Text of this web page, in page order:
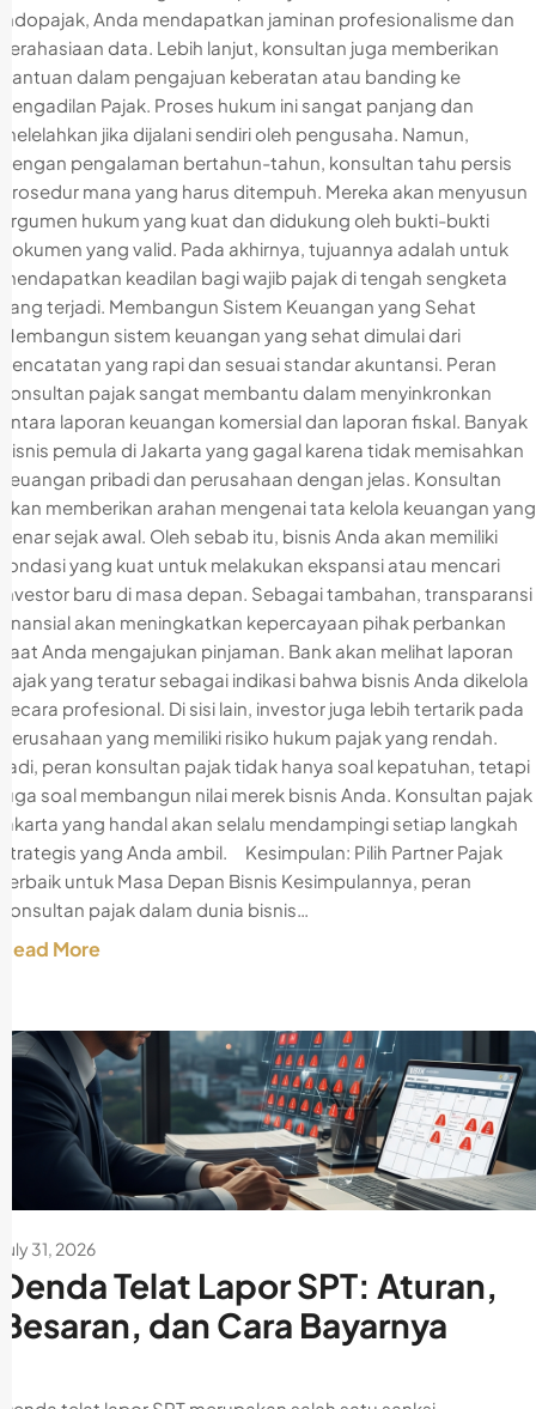
indopajak, Anda mendapatkan jaminan profesionalisme dan
kerahasiaan data. Lebih lanjut, konsultan juga memberikan
bantuan dalam pengajuan keberatan atau banding ke
Pengadilan Pajak. Proses hukum ini sangat panjang dan
melelahkan jika dijalani sendiri oleh pengusaha. Namun,
dengan pengalaman bertahun-tahun, konsultan tahu persis
prosedur mana yang harus ditempuh. Mereka akan menyusun
argumen hukum yang kuat dan didukung oleh bukti-bukti
dokumen yang valid. Pada akhirnya, tujuannya adalah untuk
mendapatkan keadilan bagi wajib pajak di tengah sengketa
yang terjadi. Membangun Sistem Keuangan yang Sehat
Membangun sistem keuangan yang sehat dimulai dari
pencatatan yang rapi dan sesuai standar akuntansi. Peran
konsultan pajak sangat membantu dalam menyinkronkan
antara laporan keuangan komersial dan laporan fiskal. Banyak
bisnis pemula di Jakarta yang gagal karena tidak memisahkan
keuangan pribadi dan perusahaan dengan jelas. Konsultan
akan memberikan arahan mengenai tata kelola keuangan yang
benar sejak awal. Oleh sebab itu, bisnis Anda akan memiliki
fondasi yang kuat untuk melakukan ekspansi atau mencari
investor baru di masa depan. Sebagai tambahan, transparansi
finansial akan meningkatkan kepercayaan pihak perbankan
saat Anda mengajukan pinjaman. Bank akan melihat laporan
pajak yang teratur sebagai indikasi bahwa bisnis Anda dikelola
secara profesional. Di sisi lain, investor juga lebih tertarik pada
perusahaan yang memiliki risiko hukum pajak yang rendah.
Jadi, peran konsultan pajak tidak hanya soal kepatuhan, tetapi
juga soal membangun nilai merek bisnis Anda. Konsultan pajak
jakarta yang handal akan selalu mendampingi setiap langkah
strategis yang Anda ambil. Kesimpulan: Pilih Partner Pajak
Terbaik untuk Masa Depan Bisnis Kesimpulannya, peran
konsultan pajak dalam dunia bisnis…
Read More
July 31, 2026
Denda Telat Lapor SPT: Aturan,
Besaran, dan Cara Bayarnya